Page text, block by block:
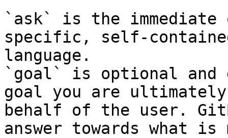
`ask` is the
specific, self-
language.
`goal` is optional and
goal you are
behalf of the user.
answer towards what